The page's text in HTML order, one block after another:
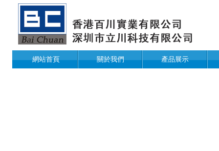
網站首頁 關於我們 產品展示